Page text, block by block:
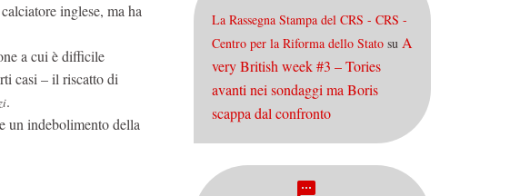
inglese, ma ha
a cui è difficile
casi – il riscatto di
.
un indebolimento della
La Rassegna Stampa del CRS - CRS -
Centro per la Riforma dello Stato su A
very British week #3 – Tories
avanti nei sondaggi ma Boris
scappa dal confronto